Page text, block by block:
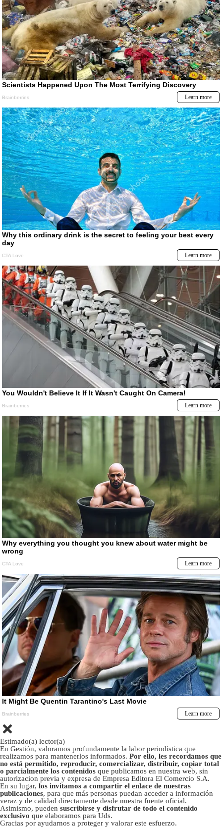
Estimado(a) lector(a)
En Gestión, valoramos profundamente la labor periodística que
realizamos para mantenerlos informados. Por ello, les recordamos que
no está permitido, reproducir, comercializar, distribuir, copiar total
o parcialmente los contenidos que publicamos en nuestra web, sin
autorizacion previa y expresa de Empresa Editora El Comercio S.A.
En su lugar, los invitamos a compartir el enlace de nuestras
publicaciones, para que más personas puedan acceder a información
veraz y de calidad directamente desde nuestra fuente oficial.
Asimismo, pueden suscribirse y disfrutar de todo el contenido
exclusivo que elaboramos para Uds.
Gracias por ayudarnos a proteger y valorar este esfuerzo.